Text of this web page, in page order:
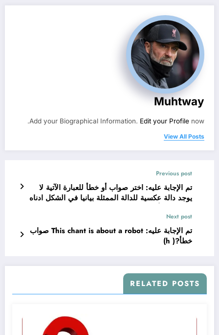
Muhtway
Add your Biographical Information. Edit your Profile now.
View All Posts
Previous post
تم الإجابة عليه: اختر صواب أو خطأ للعبارة الآتية لا
يوجد دالة عكسية للدالة الممثلة بيانيا في الشكل ادناه
Next post
تم الإجابة عليه: This chant is about a robot صواب
خطأ?( h)
RELATED POSTS